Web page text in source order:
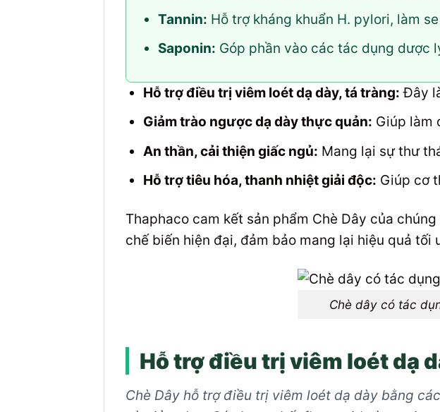
Tannin: Hỗ trợ kháng khuẩn H. pylori, làm
Saponin: Góp phần vào các tác dụng dược
Hỗ trợ điều trị viêm loét dạ dày, tá tràng: Đây
Giảm trào ngược dạ dày thực quản: Giúp làm
An thần, cải thiện giấc ngủ: Mang lại sự thư
Hỗ trợ tiêu hóa, thanh nhiệt giải độc: Giúp cơ
Thaphaco cam kết sản phẩm Chè Dây của
chế biến hiện đại, đảm bảo mang lại hiệu quả tối
Chè dây có tác
Hỗ trợ điều trị viêm loét dạ
Chè Dây hỗ trợ điều trị viêm loét dạ dày bằng